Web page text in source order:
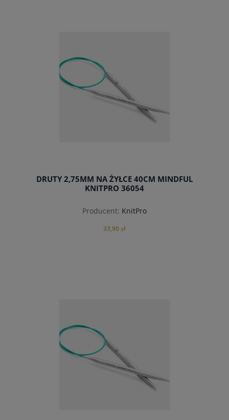
DRUTY 2,75MM NA ŻYŁCE 40CM MINDFUL
KNITPRO 36054
Producent: KnitPro
33,90 zł